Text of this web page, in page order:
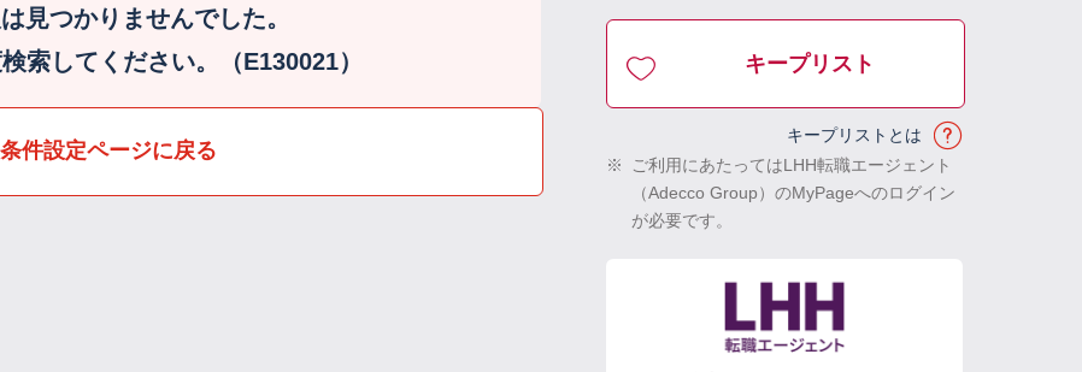
見つかりませんでした。
索してください。（E130021）
件設定ページに戻る
キープリスト
キープリストとは
※
ご利用にあたってはLHH転職エージェント
（Adecco Group）のMyPageへのログイン
が必要です。